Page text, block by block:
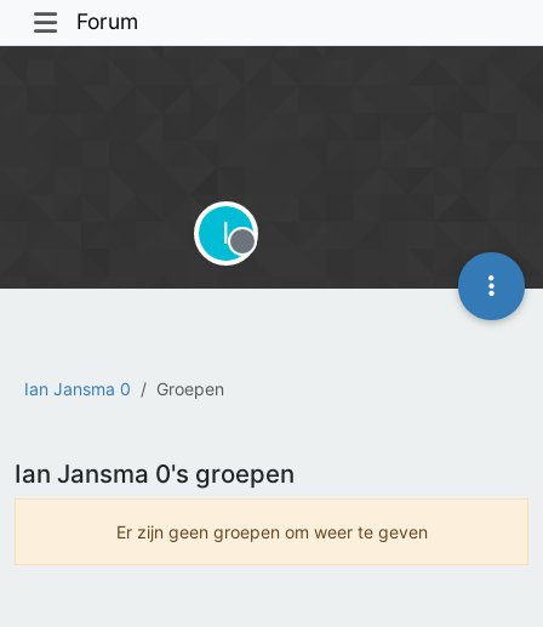
Forum
Ian Jansma 0 Groepen
I
Offline
Ian Jansma 0's groepen
Er zijn geen groepen om weer te geven